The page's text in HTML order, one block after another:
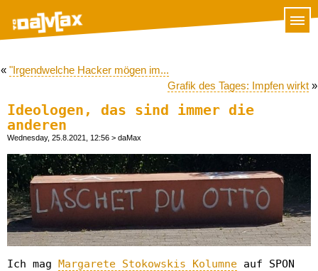
« "Irgendwelche Hacker mögen im...
Grafik des Tages: Impfen wirkt »
Ideologen, das sind immer die
anderen
Wednesday, 25.8.2021, 12:56 > daMax
Ich mag Margarete Stokowskis Kolumne auf SPON